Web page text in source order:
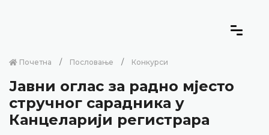
Почетна Пословање Конкурси
Јавни оглас за радно мјесто
стручног сарадника у
Канцеларији регистрара